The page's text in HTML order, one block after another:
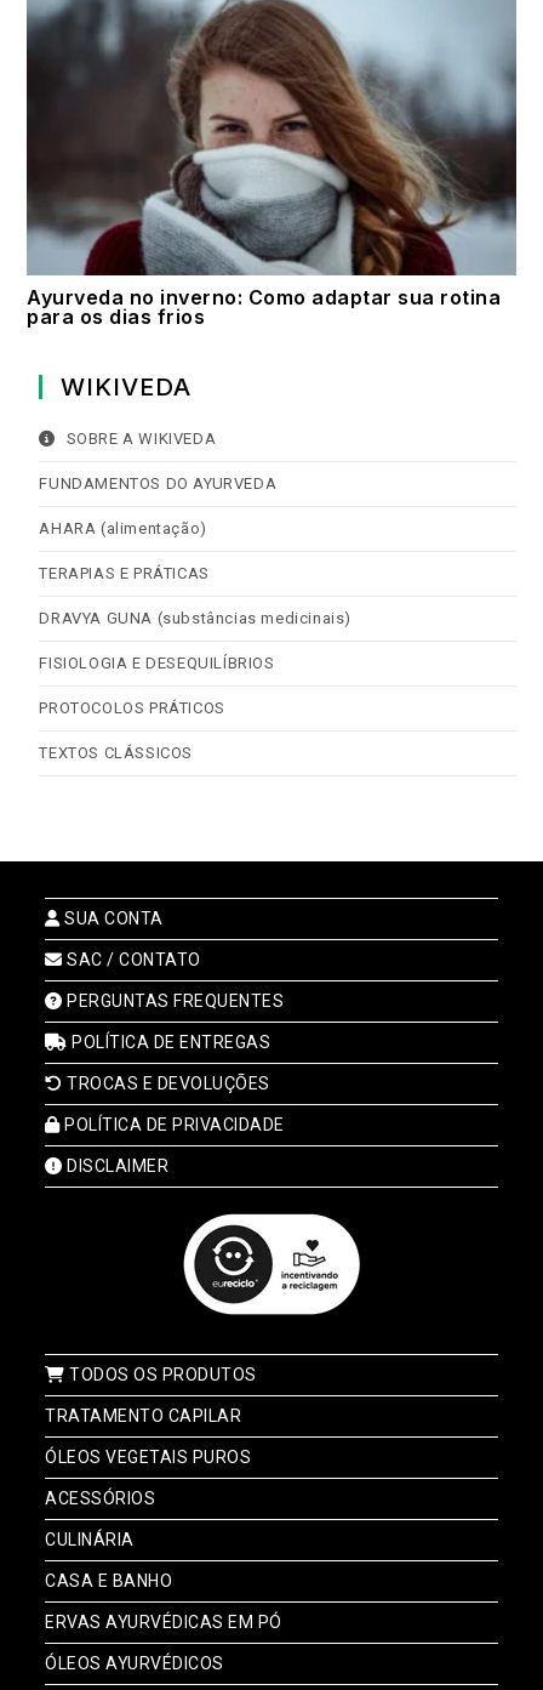
Ayurveda no inverno: Como adaptar sua rotina
para os dias frios
WIKIVEDA
SOBRE A WIKIVEDA
FUNDAMENTOS DO AYURVEDA
AHARA (alimentação)
TERAPIAS E PRÁTICAS
DRAVYA GUNA (substâncias medicinais)
FISIOLOGIA E DESEQUILÍBRIOS
PROTOCOLOS PRÁTICOS
TEXTOS CLÁSSICOS
SUA CONTA
SAC / CONTATO
PERGUNTAS FREQUENTES
POLÍTICA DE ENTREGAS
TROCAS E DEVOLUÇÕES
POLÍTICA DE PRIVACIDADE
DISCLAIMER
TODOS OS PRODUTOS
TRATAMENTO CAPILAR
ÓLEOS VEGETAIS PUROS
ACESSÓRIOS
CULINÁRIA
CASA E BANHO
ERVAS AYURVÉDICAS EM PÓ
ÓLEOS AYURVÉDICOS